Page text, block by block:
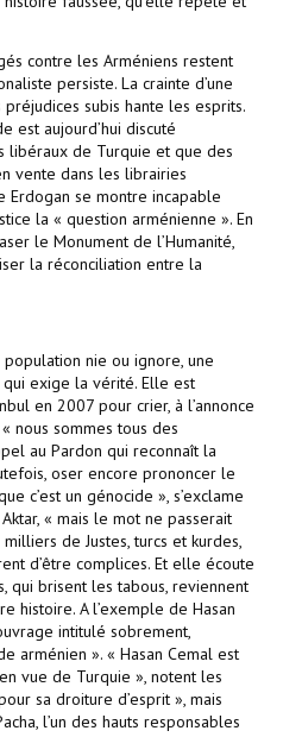
contre les Arméniens restent
persiste. La crainte d’une
subis hante les esprits.
est aujourd’hui discuté
libéraux de Turquie et que des
vente dans les librairies
Erdogan se montre incapable
la « question arménienne ». En
le Monument de l’Humanité,
la réconciliation entre la
nie ou ignore, une
exige la vérité. Elle est
en 2007 pour crier, à l’annonce
nous sommes tous des
au Pardon qui reconnaît la
oser encore prononcer le
c’est un génocide », s’exclame
« mais le mot ne passerait
de Justes, turcs et kurdes,
d’être complices. Et elle écoute
qui brisent les tabous, reviennent
histoire. A l’exemple de Hasan
intitulé sobrement,
arménien ». « Hasan Cemal est
vue de Turquie », notent les
sa droiture d’esprit », mais
l’un des hauts responsables